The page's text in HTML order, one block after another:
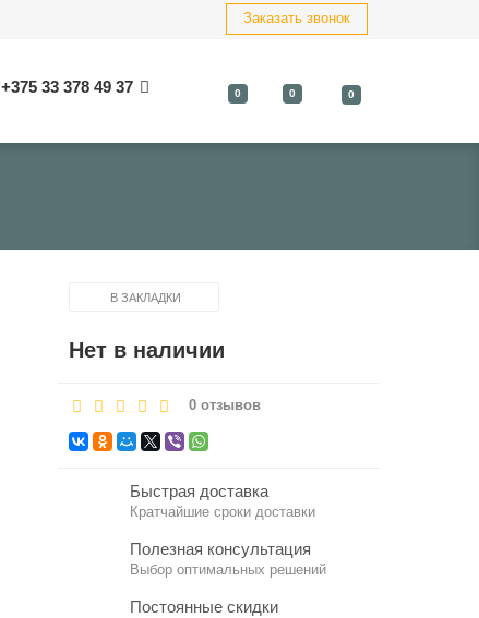
Заказать звонок
+375 33 378 49 37 0 0 0
В ЗАКЛАДКИ
Нет в наличии
0 отзывов
Быстрая доставка
Кратчайшие сроки доставки
Полезная консультация
Выбор оптимальных решений
Постоянные скидки